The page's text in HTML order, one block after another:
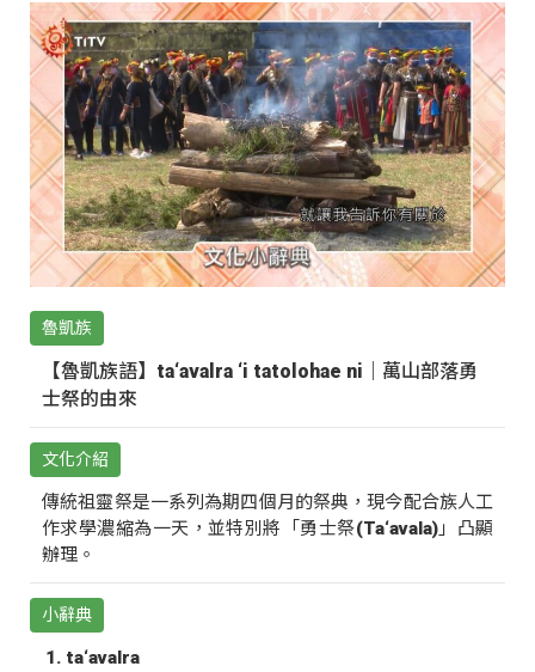
魯凱族
【魯凱族語】ta‘avalra ‘i tatolohae ni｜萬山部落勇
士祭的由來
文化介紹
傳統祖靈祭是一系列為期四個月的祭典，現今配合族人工
作求學濃縮為一天，並特別將「勇士祭(Ta‘avala)」凸顯
辦理。
小辭典
ta‘avalra